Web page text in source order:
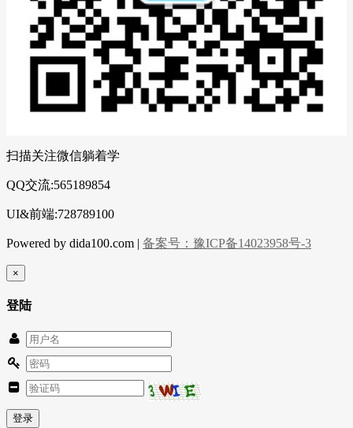
扫描关注微信躺着学
QQ交流:565189854
UI&前端:728789100
Powered by dida100.com | 备案号：豫ICP备14023958号-3
×
登陆
登录